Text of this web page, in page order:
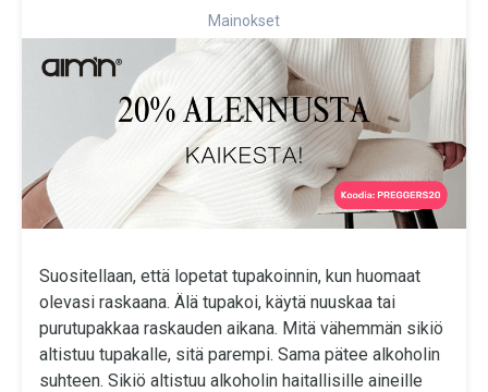
Mainokset
Suositellaan, että lopetat tupakoinnin, kun huomaat
olevasi raskaana. Älä tupakoi, käytä nuuskaa tai
purutupakkaa raskauden aikana. Mitä vähemmän sikiö
altistuu tupakalle, sitä parempi. Sama pätee alkoholin
suhteen. Sikiö altistuu alkoholin haitallisille aineille